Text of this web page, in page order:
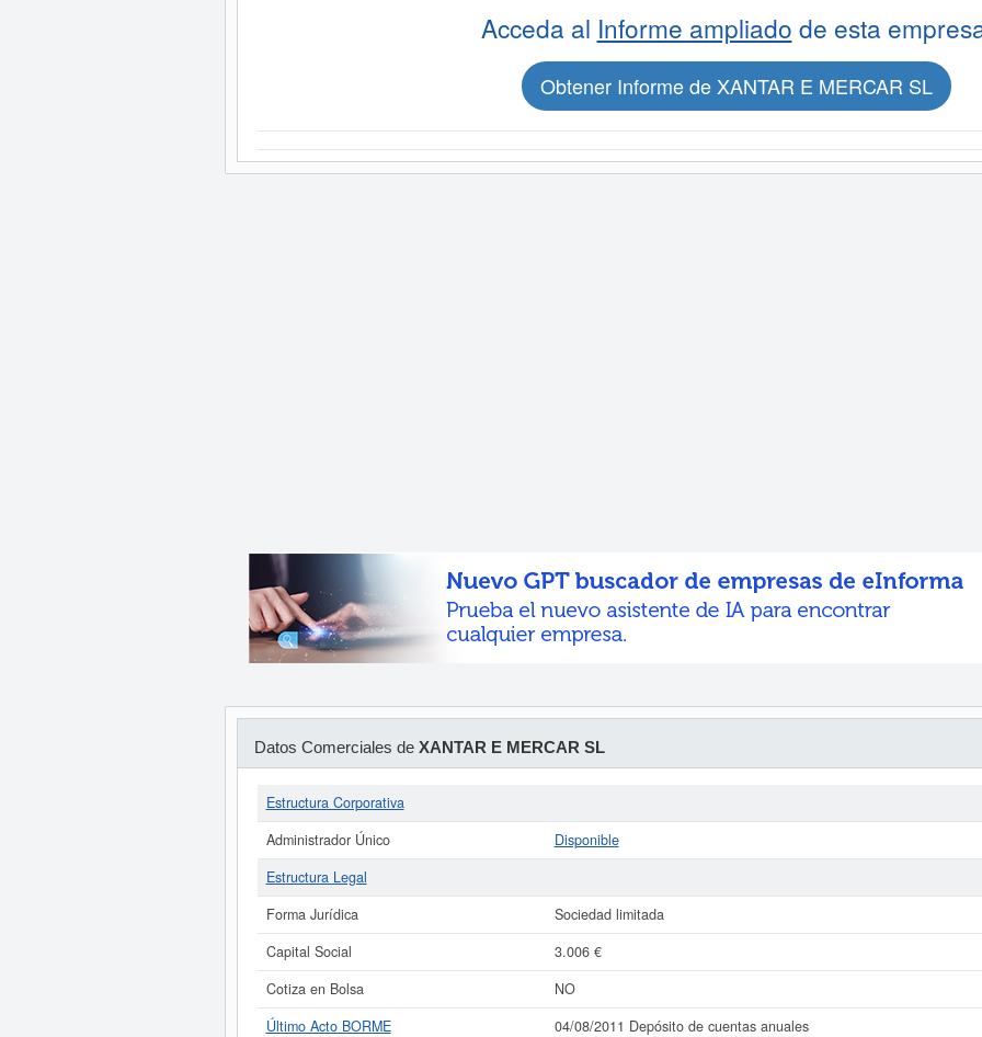
Acceda al Informe ampliado de esta
Obtener Informe de XANTAR E MERCAR SL
Datos Comerciales de XANTAR E MERCAR SL
Estructura Corporativa
Administrador Único
Disponible
Estructura Legal
Forma Jurídica
Sociedad limitada
Capital Social
3.006 €
Cotiza en Bolsa
NO
Último Acto BORME
04/08/2011 Depósito de cuentas anuales